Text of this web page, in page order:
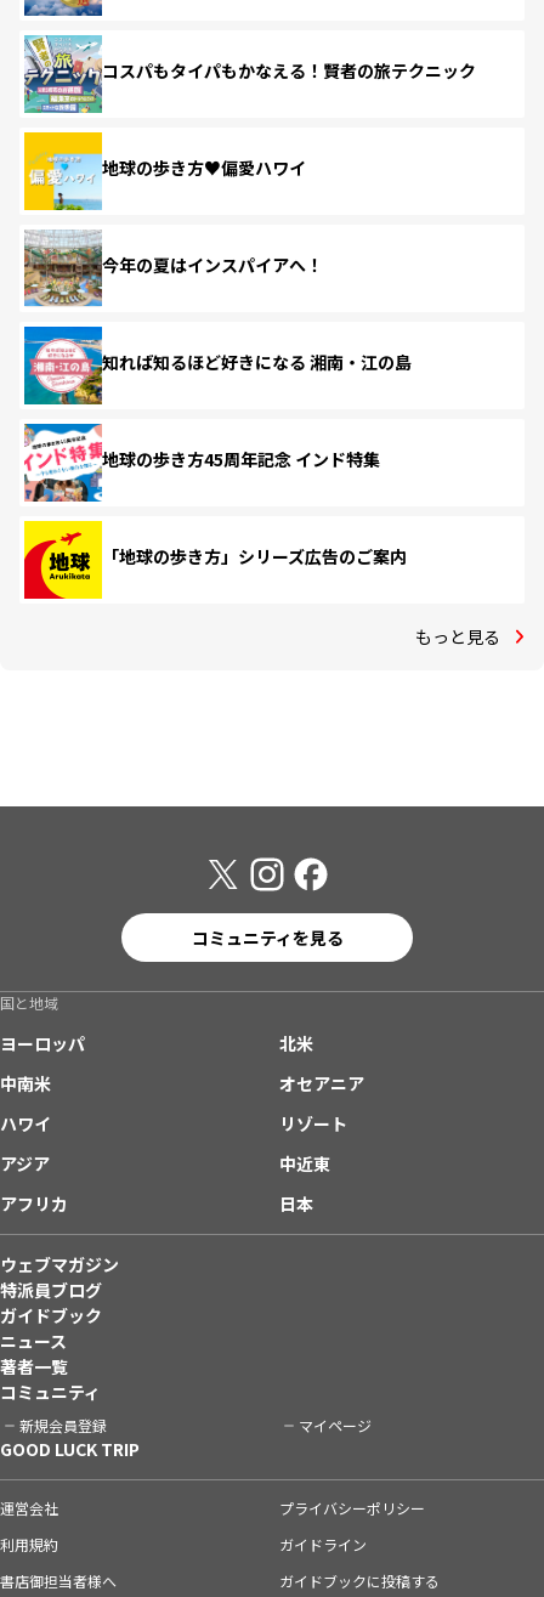
コスパもタイパもかなえる！賢者の旅テクニック
地球の歩き方♥偏愛ハワイ
今年の夏はインスパイアへ！
知れば知るほど好きになる 湘南・江の島
地球の歩き方45周年記念 インド特集
「地球の歩き方」シリーズ広告のご案内
もっと見る
コミュニティを見る
国と地域
ヨーロッパ
北米
中南米
オセアニア
ハワイ
リゾート
アジア
中近東
アフリカ
日本
ウェブマガジン
特派員ブログ
ガイドブック
ニュース
著者一覧
コミュニティ
新規会員登録 マイページ
GOOD LUCK TRIP
運営会社
プライバシーポリシー
利用規約
ガイドライン
書店御担当者様へ
ガイドブックに投稿する